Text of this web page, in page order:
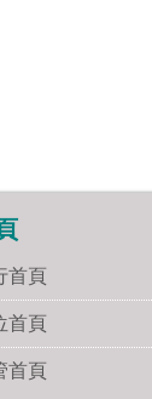
首頁
首頁
首頁